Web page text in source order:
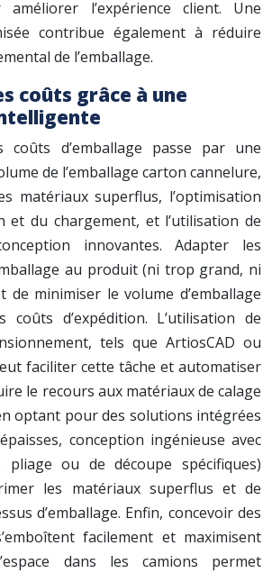
améliorer l’expérience client. Une
contribue également à réduire
de l’emballage.
coûts grâce à une
coûts d’emballage passe par une
de l’emballage carton cannelure,
matériaux superflus, l’optimisation
et du chargement, et l’utilisation de
innovantes. Adapter les
au produit (ni trop grand, ni
minimiser le volume d’emballage
d’expédition. L’utilisation de
tels que ArtiosCAD ou
faciliter cette tâche et automatiser
le recours aux matériaux de calage
optant pour des solutions intégrées
conception ingénieuse avec
pliage ou de découpe spécifiques)
les matériaux superflus et de
d’emballage. Enfin, concevoir des
facilement et maximisent
dans les camions permet